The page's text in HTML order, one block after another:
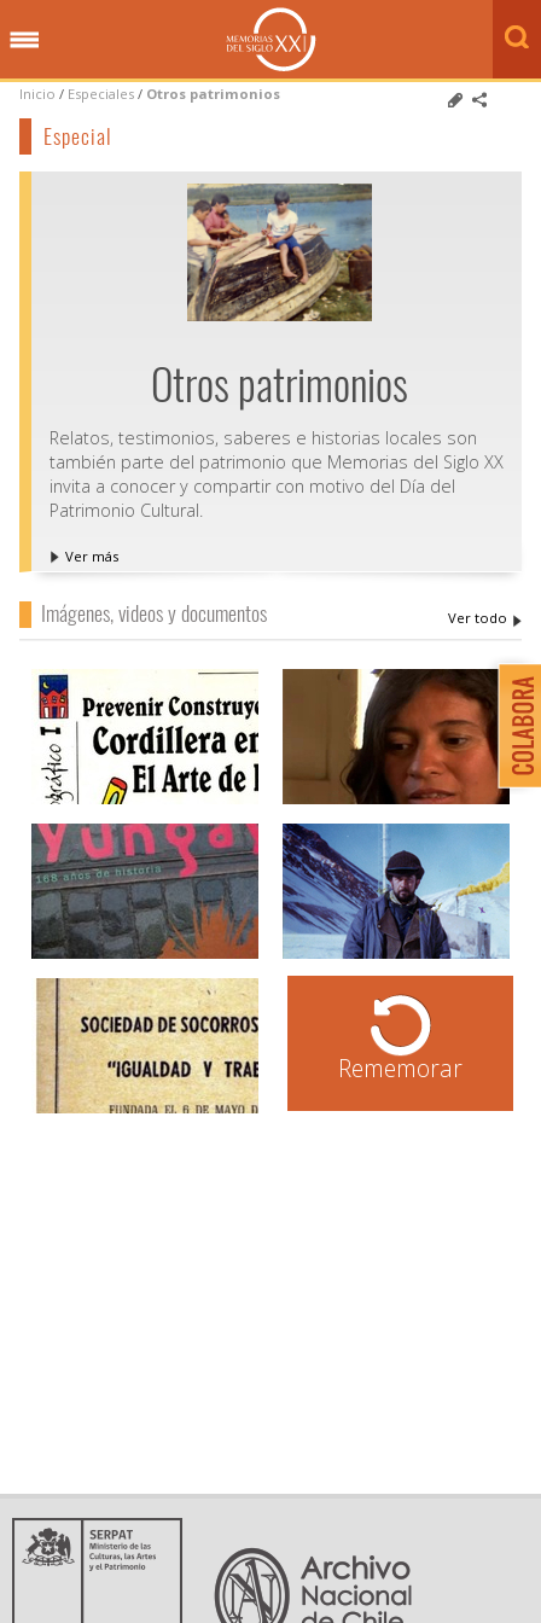
Inicio / Especiales / Otros patrimonios
Especial
Otros patrimonios
Relatos, testimonios, saberes e historias locales son
también parte del patrimonio que Memorias del Siglo XX
invita a conocer y compartir con motivo del Día del
Patrimonio Cultural.
Ver más
Imágenes, videos y documentos
Rememorar